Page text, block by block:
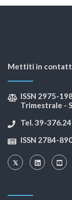
Mettiti in
ISSN 2975-
Trimestrale -
Tel. 39-
ISSN 2784-